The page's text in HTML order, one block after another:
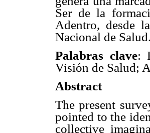
Ser de la
Adentro, desde
Nacional de Salud.
Palabras clave:
Visión de Salud;
Abstract
The present
pointed to the
collective